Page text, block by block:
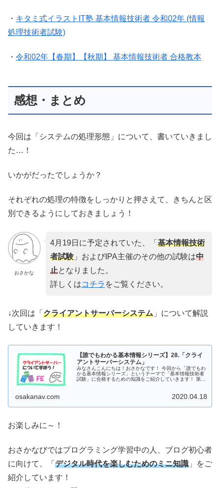
・ キタミ式イラストIT塾 基本情報技術者 令和02年 (情報
処理技術者試験)
・ 令和02年【春期】【秋期】 基本情報技術者 合格教本
感想・まとめ
今回は「システムの処理形態」について、書いていきまし
た…！
いかがだったでしょうか？
それぞれの処理の特徴をしっかりと押さえて、きちんと区
別できるようにしておきましょう！
おさかな
4月19日に予定されていた、「 基本情報技術
者試験」およびIPA主催のその他の試験は中
止となりました。
詳しくはコチラ をご覧ください。
↓次回は「 クライアントサーバーシステム 」について解説
していきます！
【誰でもわかる基本情報シリーズ】28.「クライ
アントサーバーシステム」
みなさんこんにちは！おさかなです！ 今回から「誰でもわ
かる基本情報シリーズ」というテーマで「基本情報技術者
試験」に合格するための知識をご紹介していきます！ 第28
osakanav.com 2020.04.18
お楽しみに～！
おさかなびではプログラミング学習中の人、ブログ初心者
に向けて、「 デジタル時代を楽しむためのミニ知識 」をご
紹介しています！